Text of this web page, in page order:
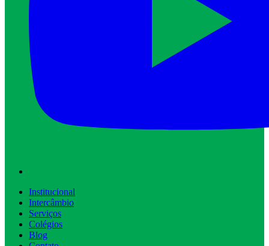
Institucional
Intercâmbio
Serviços
Colégios
Blog